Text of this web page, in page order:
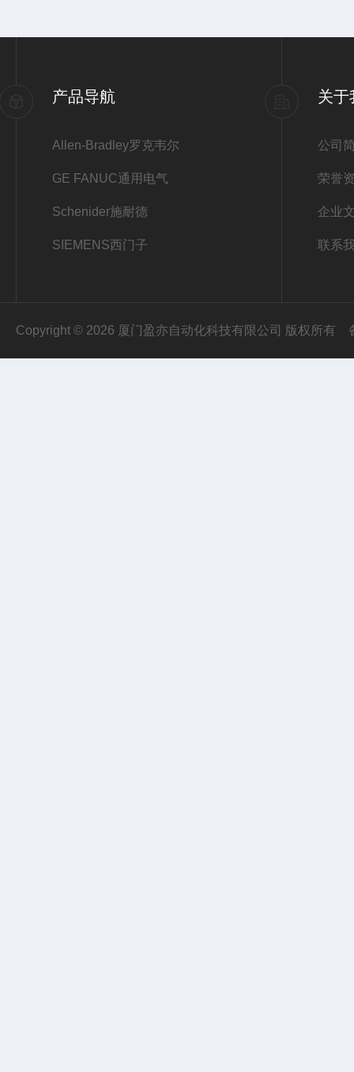
产品导航
Allen-Bradley罗克韦尔
GE FANUC通用电气
Schenider施耐德
SIEMENS西门子
关于
公司
荣誉
企业
联系
Copyright © 2026 厦门盈亦自动化科技有限公司 版权所有